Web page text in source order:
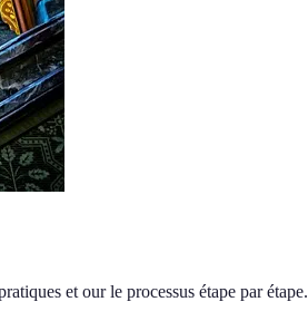
et our le processus étape par étape.